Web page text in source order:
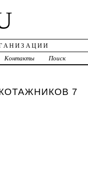
Контакты Поиск
7